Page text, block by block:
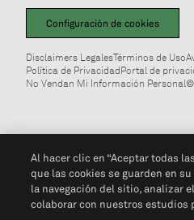
Configuración de cookies
Disclaimers LegalesTérminos de Uso
Política de PrivacidadPortal de
No Vendan Mi Información Personal©
Al hacer clic en “Aceptar todas
que las cookies se guarden en
la navegación del sitio, analizar
colaborar con nuestros estudios